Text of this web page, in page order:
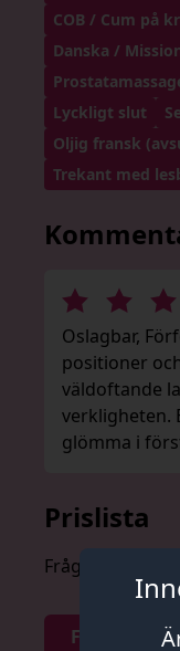
COB / Cum på
Danska /
Lyckligt slut
Oljig fransk
Trekant med
Oslagbar,
positioner
väldoftande
verkligheten.
glömma i
Prislista
Fråga om
Fråga om